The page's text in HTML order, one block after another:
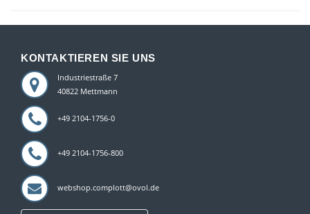
KONTAKTIEREN SIE UNS
Industriestraße 7
40822 Mettmann
+49 2104-1756-0
+49 2104-1756-800
webshop.complott@ovol.de